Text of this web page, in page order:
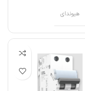
هیوندای